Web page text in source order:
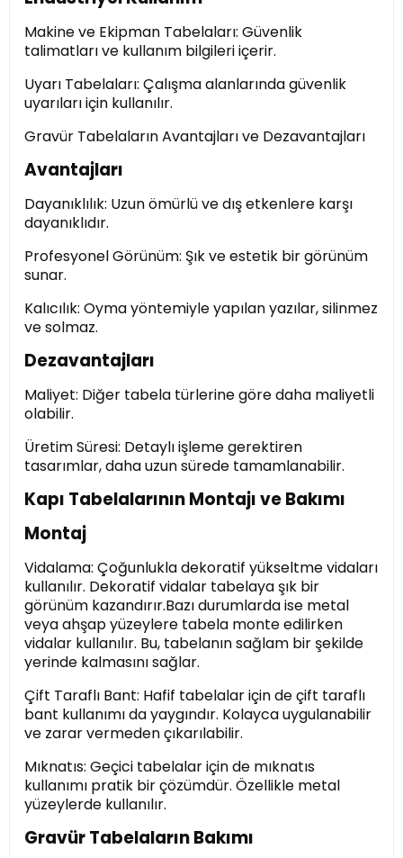
Makine ve Ekipman Tabelaları: Güvenlik
talimatları ve kullanım bilgileri içerir.
Uyarı Tabelaları: Çalışma alanlarında güvenlik
uyarıları için kullanılır.
Gravür Tabelaların Avantajları ve Dezavantajları
Avantajları
Dayanıklılık: Uzun ömürlü ve dış etkenlere karşı
dayanıklıdır.
Profesyonel Görünüm: Şık ve estetik bir görünüm
sunar.
Kalıcılık: Oyma yöntemiyle yapılan yazılar, silinmez
ve solmaz.
Dezavantajları
Maliyet: Diğer tabela türlerine göre daha maliyetli
olabilir.
Üretim Süresi: Detaylı işleme gerektiren
tasarımlar, daha uzun sürede tamamlanabilir.
Kapı Tabelalarının Montajı ve Bakımı
Montaj
Vidalama: Çoğunlukla dekoratif yükseltme vidaları
kullanılır. Dekoratif vidalar tabelaya şık bir
görünüm kazandırır.Bazı durumlarda ise metal
veya ahşap yüzeylere tabela monte edilirken
vidalar kullanılır. Bu, tabelanın sağlam bir şekilde
yerinde kalmasını sağlar.
Çift Taraflı Bant: Hafif tabelalar için de çift taraflı
bant kullanımı da yaygındır. Kolayca uygulanabilir
ve zarar vermeden çıkarılabilir.
Mıknatıs: Geçici tabelalar için de mıknatıs
kullanımı pratik bir çözümdür. Özellikle metal
yüzeylerde kullanılır.
Gravür Tabelaların Bakımı